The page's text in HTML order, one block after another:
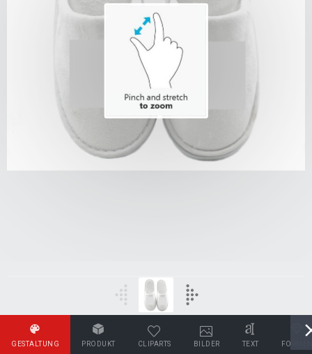
GESTALTUNG PRODUKT CLIPARTS BILDER TEXT